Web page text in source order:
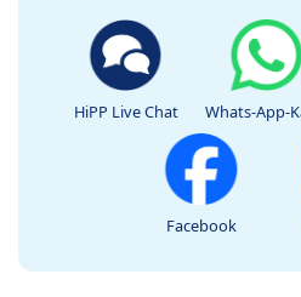
HiPP Live Chat Whats-App-
Facebook